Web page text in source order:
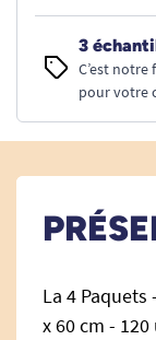
3
C’est
pour votre
La 4
x 60 cm -